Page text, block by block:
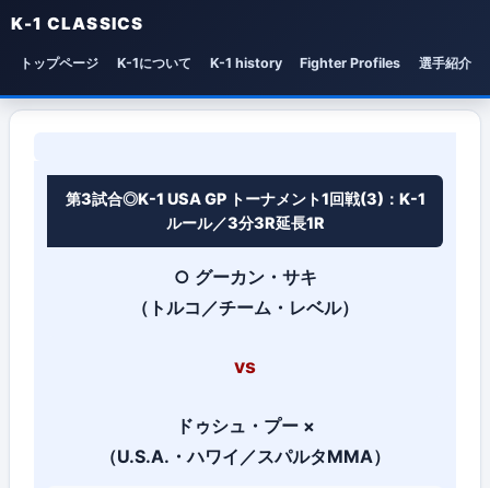
K-1 CLASSICS
トップページ K-1について K-1 history Fighter Profiles 選手紹介
FieLDS K-1 WORLD GP 2008
第3試合◎K-1 USA GP トーナメント1回戦(3)：K-1
ルール／3分3R延長1R
○ グーカン・サキ
（トルコ／チーム・レベル）
vs
ドゥシュ・プー×
（U.S.A.・ハワイ／スパルタMMA）